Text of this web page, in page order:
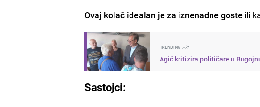
Ovaj kolač idealan je za iznenadne goste ili
TRENDING
Agić kritizira političare u
Sastojci: